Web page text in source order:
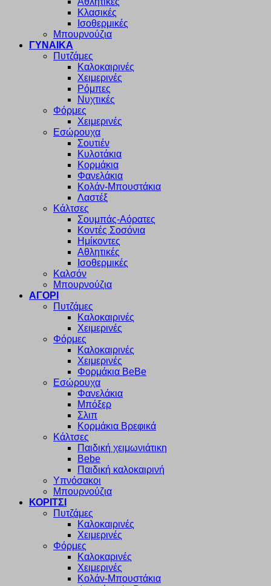
Κλασικές
Ισοθερμικές
Μπουρνούζια
ΓΥΝΑΙΚΑ
Πυτζάμες
Καλοκαιρινές
Χειμερινές
Ρόμπες
Νυχτικές
Φόρμες
Χειμερινές
Εσώρουχα
Σουτιέν
Κυλοτάκια
Κορμάκια
Φανελάκια
Κολάν-Μπουστάκια
Λαστέξ
Κάλτσες
Σουμπάς-Αόρατες
Κοντές Σοσόνια
Ημίκοντες
Αθλητικές
Ισοθερμικές
Καλσόν
Μπουρνούζια
ΑΓΟΡΙ
Πυτζάμες
Καλοκαιρινές
Χειμερινές
Φόρμες
Καλοκαιρινές
Χειμερινές
Φορμάκια BeBe
Εσώρουχα
Φανελάκια
Μπόξερ
Σλιπ
Κορμάκια Βρεφικά
Κάλτσες
Παιδική χειμωνιάτικη
Bebe
Παιδική καλοκαιρινή
Υπνόσακοι
Μπουρνούζια
ΚΟΡΙΤΣΙ
Πυτζάμες
Καλοκαιρινές
Χειμερινές
Φόρμες
Καλοκαρινές
Χειμερινές
Κολάν-Μπουστάκια